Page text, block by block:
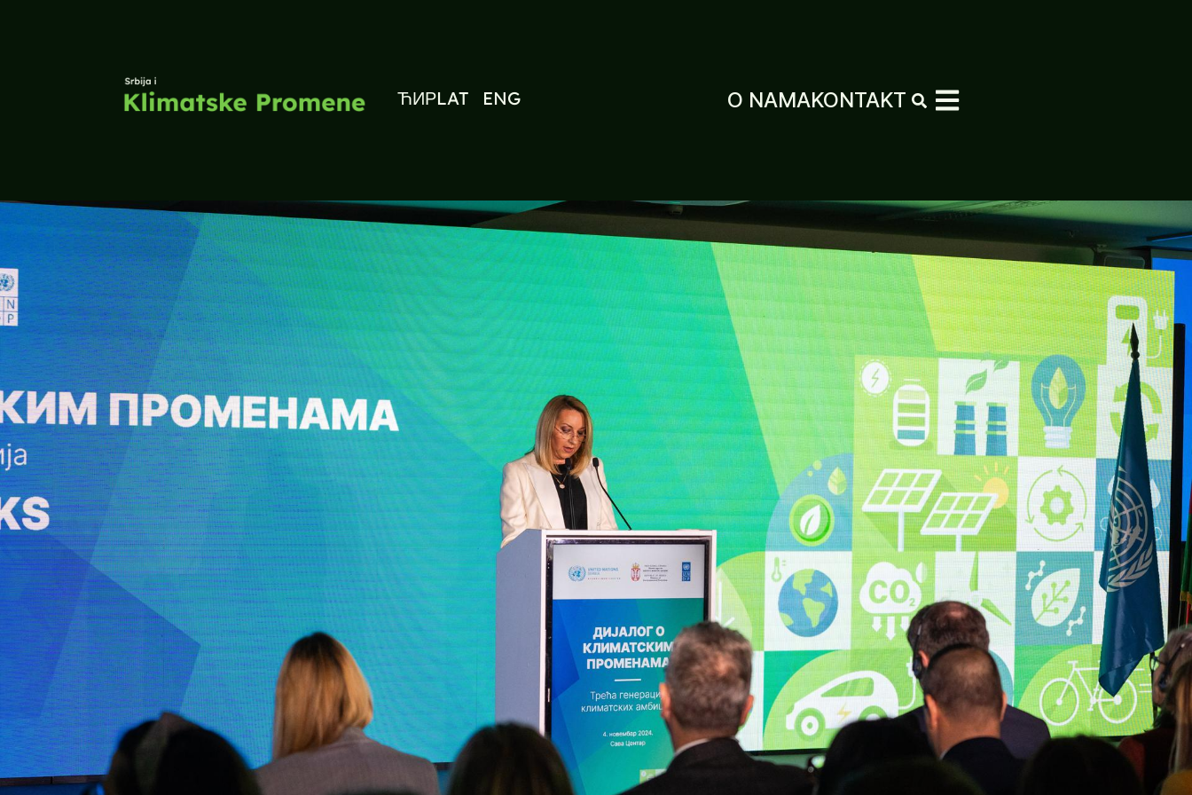
ЋИРLAT ENG O NAMAKONTAKT